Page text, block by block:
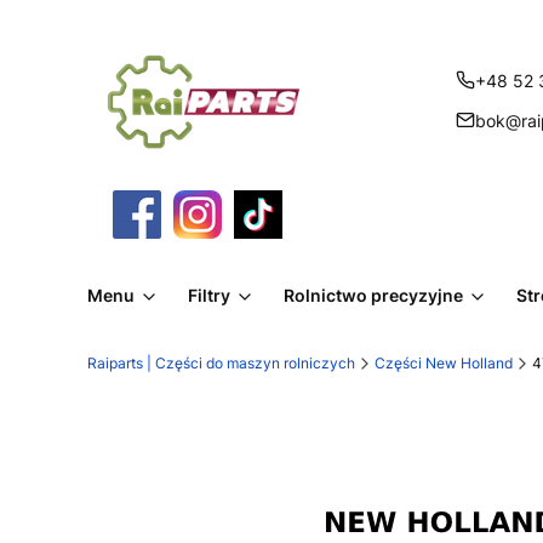
+48 52
Menu Filtry Rolnictwo precyzyjne
Raiparts | Części do maszyn rolniczych Części New Holland